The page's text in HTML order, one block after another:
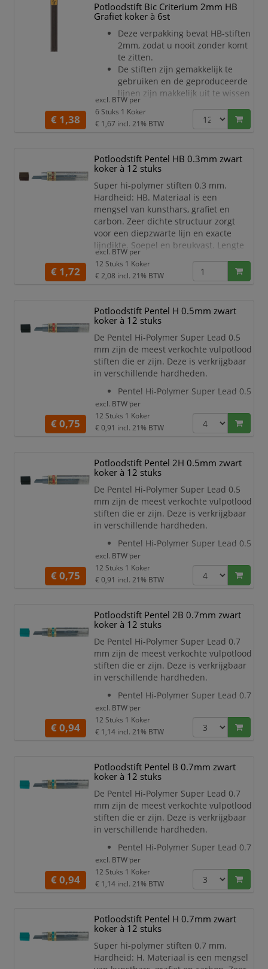
perfect zijn voor zowel schrijven als
tekenen. Geniet van een soepele
schrijfervaring m
Potloodstift Bic Criterium 2mm HB
Grafiet koker à 6st
Deze verpakking bevat HB-stiften
2mm, zodat u nooit zonder komt
te zitten.
De stiften zijn gemakkelijk te
gebruiken en de geproduceerde
lijnen zijn makkelijk uit te wissen
- ideaal voor dagelijks gebruik en
perfecte resultaten.
Het navullen van uw vulpotlood
en schuif een nieuwe stift in het
lichaam van het potlood.
echter het hele gumcomponent
verwijderen.
Echte kwaliteit: deze stift
€ 1,38
excl. BTW per
6 Stuks 1 Koker
€ 1,67 incl. 21% BTW
Potloodstift Pentel HB 0.3mm zwart
koker à 12 stuks
Super hi-polymer stiften 0.3 mm.
Hardheid: HB. Materiaal is een
mengsel van kunsthars, grafiet en
carbon. Zeer dichte structuur zorgt
voor een diepzwarte lijn en exacte
lijndikte. Soepel en breukvast. Lengte
60 mm. Dit product bestaat voor 98%
uit gerecycled materiaal.
€ 1,72
excl. BTW per
12 Stuks 1 Koker
€ 2,08 incl. 21% BTW
Potloodstift Pentel H 0.5mm zwart
koker à 12 stuks
De Pentel Hi-Polymer Super Lead 0.5
mm zijn de meest verkochte vulpotlood
stiften die er zijn. Deze is verkrijgbaar
in verschillende hardheden.
Pentel Hi-Polymer Super Lead 0.5
mm
Materiaal is een mengsel van
kunsthars, grafiet en carbon
structuur en zorgt voor een
diepzwarte lijn en exacte lijndikte
Soepel en breukvast
Lengte: 60 mm
De Pentel Hi-Polyme
€ 0,75
excl. BTW per
12 Stuks 1 Koker
€ 0,91 incl. 21% BTW
Potloodstift Pentel 2H 0.5mm zwart
koker à 12 stuks
De Pentel Hi-Polymer Super Lead 0.5
mm zijn de meest verkochte vulpotlood
stiften die er zijn. Deze is verkrijgbaar
in verschillende hardheden.
Pentel Hi-Polymer Super Lead 0.5
mm
Materiaal is een mengsel van
kunsthars, grafiet en carbon
structuur en zorgt voor een
diepzwarte lijn en exacte lijndikte
Soepel en breukvast
Lengte: 60 mm
De Pentel Hi-Polyme
€ 0,75
excl. BTW per
12 Stuks 1 Koker
€ 0,91 incl. 21% BTW
Potloodstift Pentel 2B 0.7mm zwart
koker à 12 stuks
De Pentel Hi-Polymer Super Lead 0.7
mm zijn de meest verkochte vulpotlood
stiften die er zijn. Deze is verkrijgbaar
in verschillende hardheden.
Pentel Hi-Polymer Super Lead 0.7
mm
Materiaal is een mengsel van
kunsthars, grafiet en carbon
structuur en zorgt voor een
diepzwarte lijn en exacte lijndikte
Soepel en breukvast
Lengte: 60 mm
De Pentel Hi-Polyme
€ 0,94
excl. BTW per
12 Stuks 1 Koker
€ 1,14 incl. 21% BTW
Potloodstift Pentel B 0.7mm zwart
koker à 12 stuks
De Pentel Hi-Polymer Super Lead 0.7
mm zijn de meest verkochte vulpotlood
stiften die er zijn. Deze is verkrijgbaar
in verschillende hardheden.
Pentel Hi-Polymer Super Lead 0.7
mm
Materiaal is een mengsel van
kunsthars, grafiet en carbon
structuur en zorgt voor een
diepzwarte lijn en exacte lijndikte
Soepel en breukvast
Lengte: 60 mm
€ 0,94
excl. BTW per
12 Stuks 1 Koker
€ 1,14 incl. 21% BTW
Potloodstift Pentel H 0.7mm zwart
koker à 12 stuks
Super hi-polymer stiften 0.7 mm.
Hardheid: H. Materiaal is een mengsel